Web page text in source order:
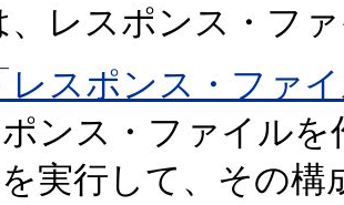
、レスポンス・フ
レスポンス・ファ
ンス・ファイル
実行して、その